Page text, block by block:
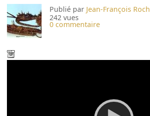
Publié par Jean-François Roch
242 vues
0 commentaire